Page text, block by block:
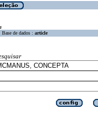
Base de dados : article